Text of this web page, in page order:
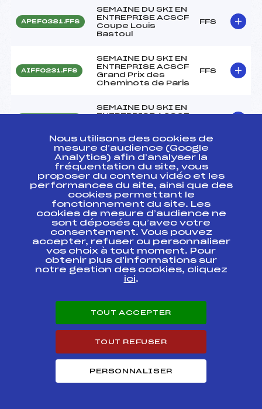
APEF0381.FFS
SEMAINE DU SKI EN
ENTREPRISE ACSCF
Coupe Louis
Bastoul
FFS
AIFF0231.FFS
SEMAINE DU SKI EN
ENTREPRISE ACSCF
Grand Prix des
Cheminots de Paris
FFS
SEMAINE DU SKI EN
ENTREPRISE ACSCF
AIFF0221.FFS
SEMAINE DU SKI EN
ENTREPRISE ACSCF
Challenge
Christophe REYNAL
FFS
AIFF0044.FFS
25ème Trophée du
METRO
AIFF0042.FFS
25ème Trophée du
METRO
FFS
AIFF0041.FFS
25ème Trophée du
METRO
FFS
JEAN LAVIGNE –
15EME CHALLENGE
JEAN LAVIGNE –
Nous utilisons des cookies de
mesure d’audience (Google
Analytics) afin d’analyser la
fréquentation du site, vous
proposer du contenu vidéo et les
performances du site, ainsi que des
cookies permettant le
fonctionnement du site. Les
cookies de mesure d’audience ne
sont déposés qu’avec votre
consentement. Vous pouvez
accepter, refuser ou personnaliser
vos choix à tout moment. Pour
obtenir plus d'informations sur
notre gestion des cookies, cliquez
ici.
TOUT ACCEPTER
TOUT REFUSER
PERSONNALISER